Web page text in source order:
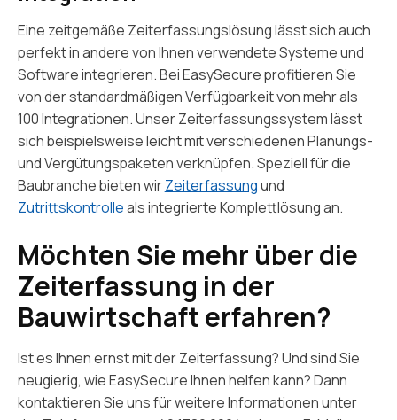
Eine zeitgemäße Zeiterfassungslösung lässt sich auch
perfekt in andere von Ihnen verwendete Systeme und
Software integrieren. Bei EasySecure profitieren Sie
von der standardmäßigen Verfügbarkeit von mehr als
100 Integrationen. Unser Zeiterfassungssystem lässt
sich beispielsweise leicht mit verschiedenen Planungs-
und Vergütungspaketen verknüpfen. Speziell für die
Baubranche bieten wirZeiterfassungund
Zutrittskontrolleals integrierte Komplettlösung an.
Möchten Sie mehr über die
Zeiterfassung in der
Bauwirtschaft erfahren?
Ist es Ihnen ernst mit der Zeiterfassung? Und sind Sie
neugierig, wie EasySecure Ihnen helfen kann? Dann
kontaktieren Sie uns für weitere Informationen unter